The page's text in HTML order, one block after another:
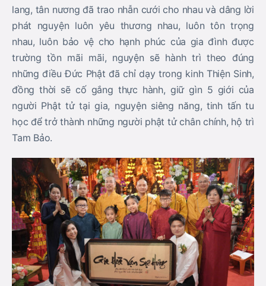
lang, tân nương đã trao nhẫn cưới cho nhau và dâng lời
phát nguyện luôn yêu thương nhau, luôn tôn trọng
nhau, luôn bảo vệ cho hạnh phúc của gia đình được
trường tồn mãi mãi, nguyện sẽ hành trì theo đúng
những điều Đức Phật đã chỉ dạy trong kinh Thiện Sinh,
đồng thời sẽ cố gắng thực hành, giữ gìn 5 giới của
người Phật tử tại gia, nguyện siêng năng, tinh tấn tu
học để trở thành những người phật tử chân chính, hộ trì
Tam Bảo.